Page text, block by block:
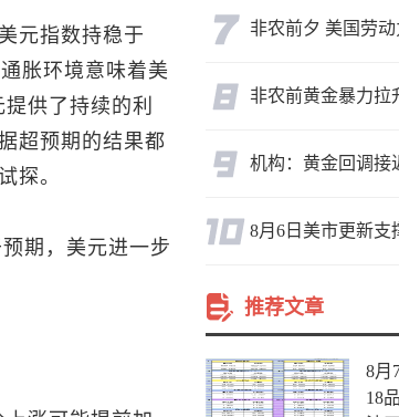
美元指数持稳于
胀环境意味着美
供了持续的利
超预期的结果都
探。
期，美元进一步
非农前夕 美国劳
推荐文章
8月
18